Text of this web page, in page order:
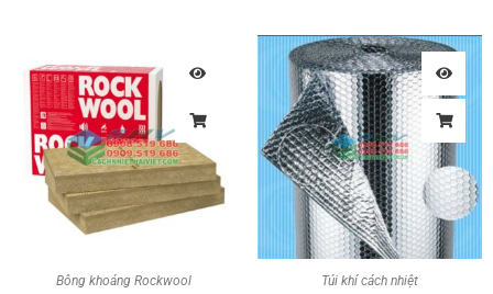
Bông khoáng Rockwool Túi khí cách nhiệt